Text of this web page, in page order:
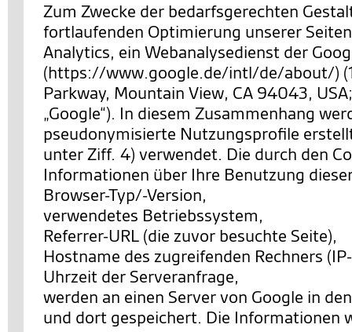
Zum Zwecke der bedarfsgerechten
fortlaufenden Optimierung unserer
Analytics, ein Webanalysedienst der
(https://www.google.de/intl/de/about/)
Parkway, Mountain View, CA 94043,
„Google“). In diesem Zusammenhang
pseudonymisierte Nutzungsprofile
unter Ziff. 4) verwendet. Die durch den
Informationen über Ihre Benutzung
Browser-Typ/-Version,
verwendetes Betriebssystem,
Referrer-URL (die zuvor besuchte Seite),
Hostname des zugreifenden Rechners
Uhrzeit der Serveranfrage,
werden an einen Server von Google in
und dort gespeichert. Die Informationen